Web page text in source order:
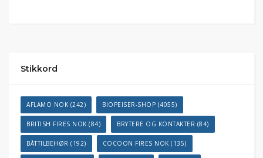
Stikkord
AFLAMO NOK (242) BIOPEISER-SHOP (4055)
BRITISH FIRES NOK (84) BRYTERE OG KONTAKTER (84)
BÅTTILBEHØR (192) COCOON FIRES NOK (135)